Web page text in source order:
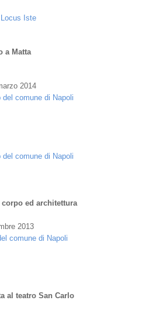
Iste
a Matta
2014
comune di Napoli
comune di Napoli
ed architettura
2013
comune di Napoli
al teatro San Carlo